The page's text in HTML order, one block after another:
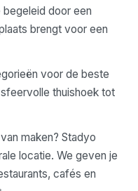
door een
brengt voor een
voor de beste
thuishoek tot
maken? Stadyo
locatie. We geven je
cafés en